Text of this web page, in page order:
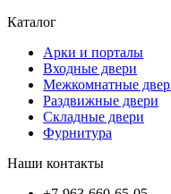
Каталог
Арки и порталы
Входные двери
Межкомнатные
Раздвижные двери
Складные двери
Фурнитура
Наши контакты